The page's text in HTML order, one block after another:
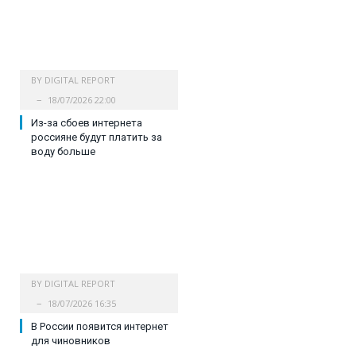
BY DIGITAL REPORT
18/07/2026 22:00
Из-за сбоев интернета
россияне будут платить за
воду больше
BY DIGITAL REPORT
18/07/2026 16:35
В России появится интернет
для чиновников